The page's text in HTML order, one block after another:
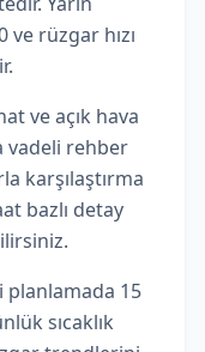
ve rüzgar hızı
ve açık hava
vadeli rehber
karşılaştırma
bazlı detay
planlamada 15
sıcaklık